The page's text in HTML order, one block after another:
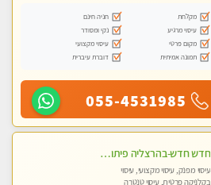
מקלחת
חניה חינם
עיסוי מרגיע
נקי ומסודר
מקום פרטי
עיסוי מקצועי
תמונה אמיתית
דוברת עיברית
055-4531985
חדש חדש-בהרצליה פיתוח כל סוגי העיסויים מעסה מקצועית ואיכותית פרטי!!!
עיסוי מפנק, עיסוי מקצועי, עיסוי
בקלניקה פרטית, עיסוי טנטרה